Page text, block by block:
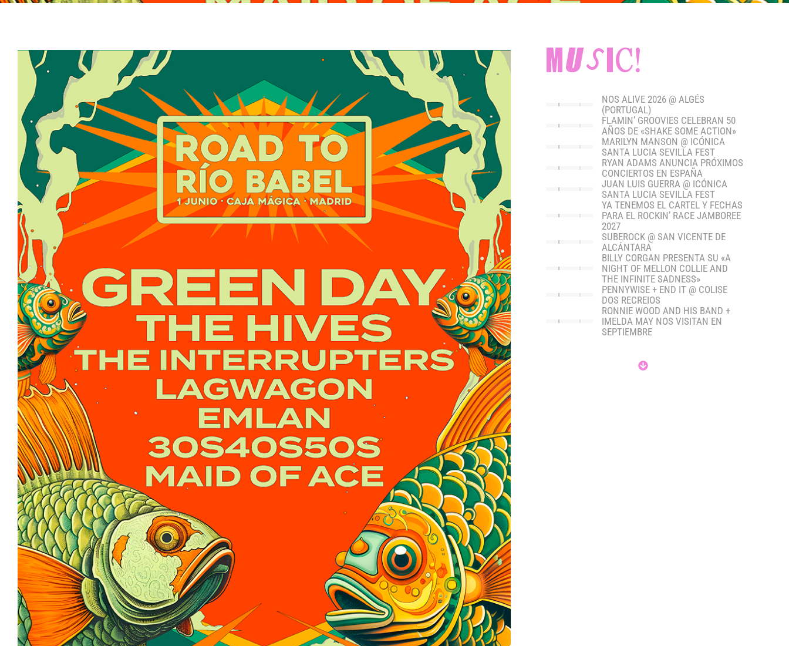
MUSIC!
NOS ALIVE 2026 @ ALGÉS
(PORTUGAL)
FLAMIN’ GROOVIES CELEBRAN 50
AÑOS DE «SHAKE SOME ACTION»
MARILYN MANSON @ ICÓNICA
SANTA LUCIA SEVILLA FEST
RYAN ADAMS ANUNCIA PRÓXIMOS
CONCIERTOS EN ESPAÑA
JUAN LUIS GUERRA @ ICÓNICA
SANTA LUCIA SEVILLA FEST
YA TENEMOS EL CARTEL Y FECHAS
PARA EL ROCKIN’ RACE JAMBOREE
2027
SUBEROCK @ SAN VICENTE DE
ALCÁNTARA
BILLY CORGAN PRESENTA SU «A
NIGHT OF MELLON COLLIE AND
THE INFINITE SADNESS»
PENNYWISE + END IT @ COLISE
DOS RECREIOS
RONNIE WOOD AND HIS BAND +
IMELDA MAY NOS VISITAN EN
SEPTIEMBRE